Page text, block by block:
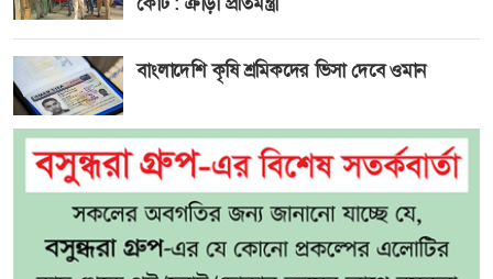
বাংলাদেশি কৃষি শ্রমিকদের ভিসা দেবে ওমান